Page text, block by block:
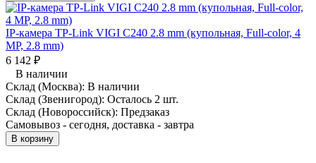
IP-камера TP-Link VIGI C240 2.8 mm (купольная, Full-color, 4
MP, 2.8 mm)
6 142 ₽
В наличии
Склад (Москва): В наличии
Склад (Звенигород): Осталось 2 шт.
Склад (Новороссийск): Предзаказ
Самовывоз - сегодня, доставка - завтра
В корзину